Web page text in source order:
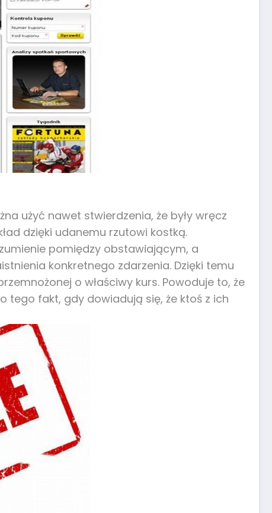
użyć nawet stwierdzenia, że były wręcz
dzięki udanemu rzutowi kostką.
pomiędzy obstawiającym, a
konkretnego zdarzenia. Dzięki temu
o właściwy kurs. Powoduje to, że
tego fakt, gdy dowiadują się, że ktoś z ich